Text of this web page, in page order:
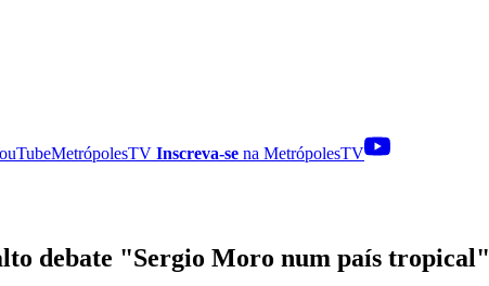
MetrópolesTV Inscreva-se na MetrópolesTV
debate "Sergio Moro num país tropical"